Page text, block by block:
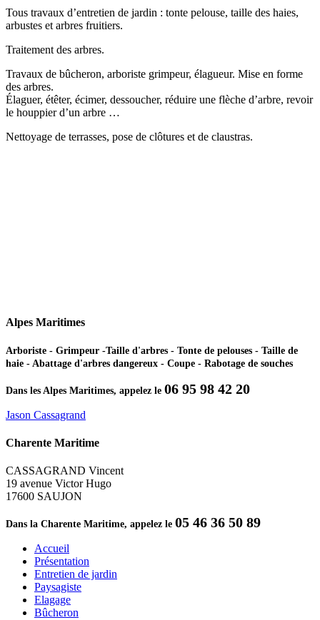
Tous travaux d’entretien de jardin : tonte pelouse, taille des haies,
arbustes et arbres fruitiers.
Traitement des arbres.
Travaux de bûcheron, arboriste grimpeur, élagueur. Mise en forme
des arbres.
Élaguer, étêter, écimer, dessoucher, réduire une flèche d’arbre, revoir
le houppier d’un arbre …
Nettoyage de terrasses, pose de clôtures et de claustras.
Alpes Maritimes
Arboriste - Grimpeur -Taille d'arbres - Tonte de pelouses - Taille de
haie - Abattage d'arbres dangereux - Coupe - Rabotage de souches
Dans les Alpes Maritimes, appelez le 06 95 98 42 20
Jason Cassagrand
Charente Maritime
CASSAGRAND Vincent
19 avenue Victor Hugo
17600 SAUJON
Dans la Charente Maritime, appelez le 05 46 36 50 89
Accueil
Présentation
Entretien de jardin
Paysagiste
Elagage
Bûcheron